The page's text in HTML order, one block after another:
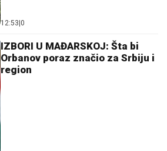
12:53|0
IZBORI U MAĐARSKOJ: Šta bi
Orbanov poraz značio za Srbiju i
region